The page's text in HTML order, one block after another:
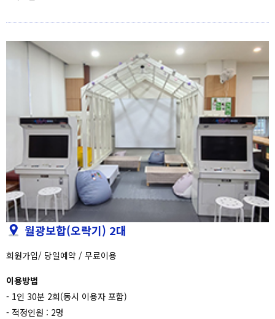
월광보합(오락기) 2대
회원가입/ 당일예약 / 무료이용
이용방법
- 1인 30분 2회(동시 이용자 포함)
- 적정인원 : 2명